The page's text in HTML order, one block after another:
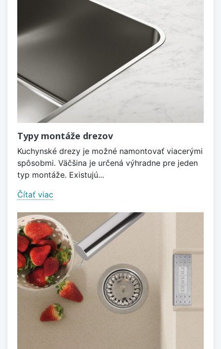
Typy montáže drezov
Kuchynské drezy je možné namontovať viacerými
spôsobmi. Väčšina je určená výhradne pre jeden
typ montáže. Existujú...
Čítať viac